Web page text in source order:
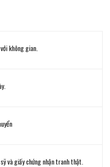
không gian.
và giấy chứng nhận tranh thật.